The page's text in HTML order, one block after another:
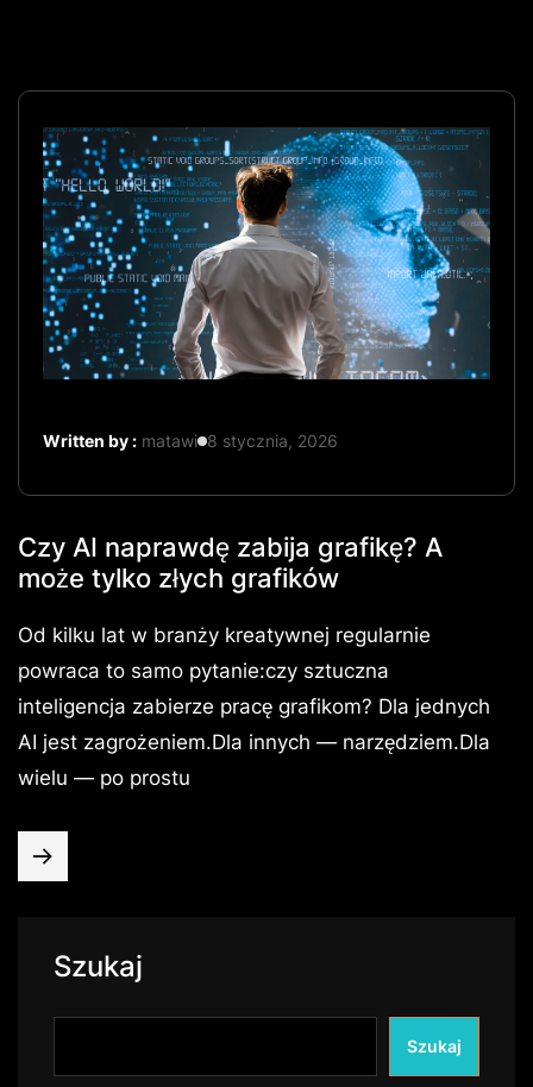
Written by : matawi 8 stycznia, 2026
Czy AI naprawdę zabija grafikę? A
może tylko złych grafików
Od kilku lat w branży kreatywnej regularnie
powraca to samo pytanie:czy sztuczna
inteligencja zabierze pracę grafikom? Dla jednych
AI jest zagrożeniem.Dla innych — narzędziem.Dla
wielu — po prostu
Szukaj
Szukaj